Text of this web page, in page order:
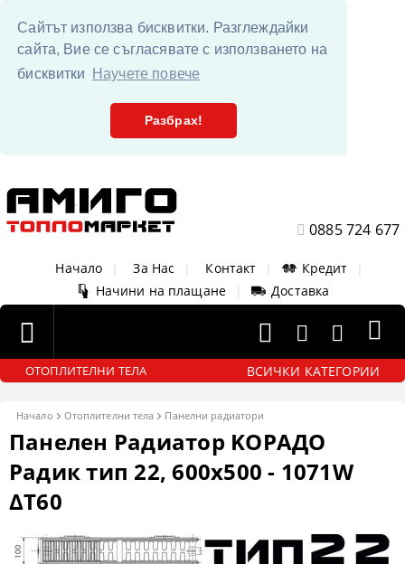
Сайтът използва бисквитки. Разглеждайки
сайта, Вие се съгласявате с използването на
бисквитки
Научете повече
Разбрах!
0885 724 677
Начало За Нас Контакт Кредит
Начини на плащане
Доставка
ОТОПЛИТЕЛНИ ТЕЛА ВСИЧКИ КАТЕГОРИИ
Начало Отоплителни тела Панелни радиатори
Панелен Радиатор KОРАДО
Радик тип 22, 600x500 - 1071W
ΔT60